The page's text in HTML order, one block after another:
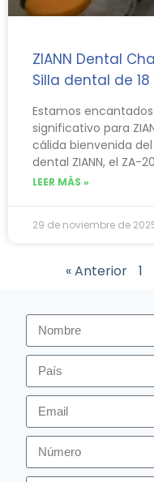
ZIANN Dental
Silla dental de
Estamos
significativo para
cálida bienvenida
dental ZIANN, el ZA-
LEER MÁS »
29 de noviembre de
« Anterior 1